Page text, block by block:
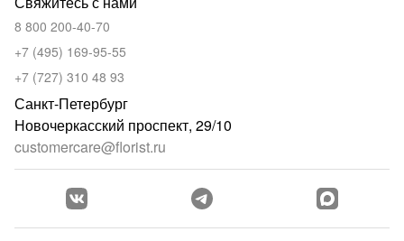
8 800 200-40-70
+7 (495) 169-95-55
+7 (727) 310 48 93
Санкт-Петербург
Новочеркасский проспект, 29/10
customercare@florist.ru